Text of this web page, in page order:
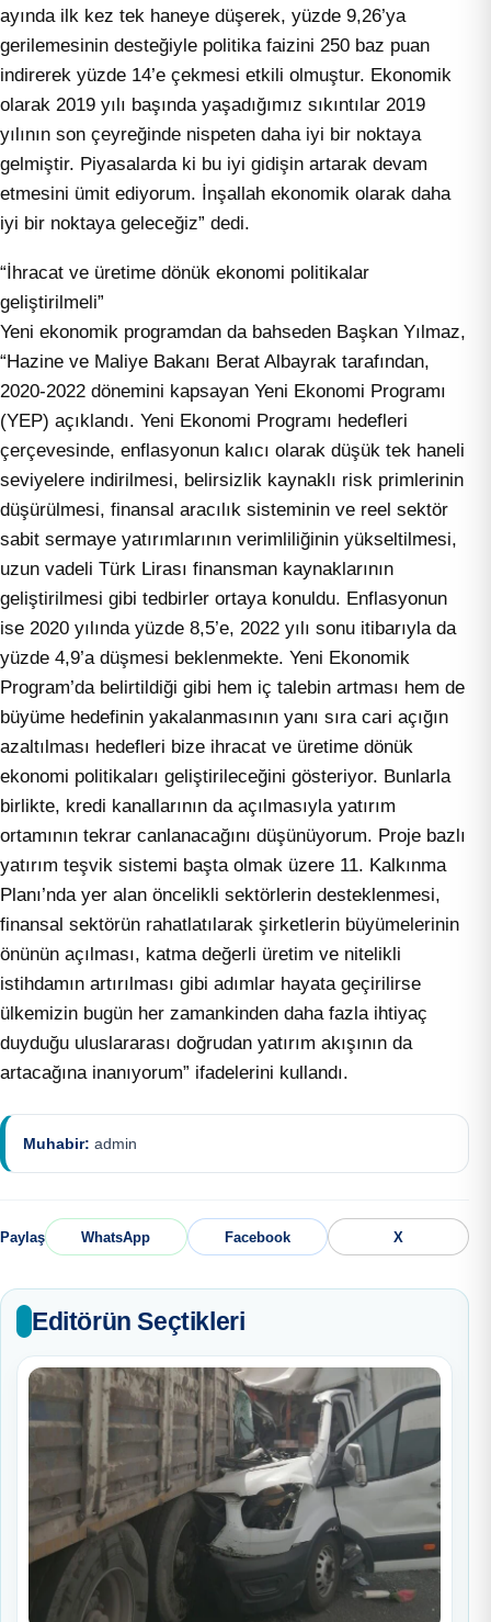
ayında ilk kez tek haneye düşerek, yüzde 9,26’ya
gerilemesinin desteğiyle politika faizini 250 baz puan
indirerek yüzde 14’e çekmesi etkili olmuştur. Ekonomik
olarak 2019 yılı başında yaşadığımız sıkıntılar 2019
yılının son çeyreğinde nispeten daha iyi bir noktaya
gelmiştir. Piyasalarda ki bu iyi gidişin artarak devam
etmesini ümit ediyorum. İnşallah ekonomik olarak daha
iyi bir noktaya geleceğiz” dedi.
“İhracat ve üretime dönük ekonomi politikalar
geliştirilmeli”
Yeni ekonomik programdan da bahseden Başkan Yılmaz,
“Hazine ve Maliye Bakanı Berat Albayrak tarafından,
2020-2022 dönemini kapsayan Yeni Ekonomi Programı
(YEP) açıklandı. Yeni Ekonomi Programı hedefleri
çerçevesinde, enflasyonun kalıcı olarak düşük tek haneli
seviyelere indirilmesi, belirsizlik kaynaklı risk primlerinin
düşürülmesi, finansal aracılık sisteminin ve reel sektör
sabit sermaye yatırımlarının verimliliğinin yükseltilmesi,
uzun vadeli Türk Lirası finansman kaynaklarının
geliştirilmesi gibi tedbirler ortaya konuldu. Enflasyonun
ise 2020 yılında yüzde 8,5’e, 2022 yılı sonu itibarıyla da
yüzde 4,9’a düşmesi beklenmekte. Yeni Ekonomik
Program’da belirtildiği gibi hem iç talebin artması hem de
büyüme hedefinin yakalanmasının yanı sıra cari açığın
azaltılması hedefleri bize ihracat ve üretime dönük
ekonomi politikaları geliştirileceğini gösteriyor. Bunlarla
birlikte, kredi kanallarının da açılmasıyla yatırım
ortamının tekrar canlanacağını düşünüyorum. Proje bazlı
yatırım teşvik sistemi başta olmak üzere 11. Kalkınma
Planı’nda yer alan öncelikli sektörlerin desteklenmesi,
finansal sektörün rahatlatılarak şirketlerin büyümelerinin
önünün açılması, katma değerli üretim ve nitelikli
istihdamın artırılması gibi adımlar hayata geçirilirse
ülkemizin bugün her zamankinden daha fazla ihtiyaç
duyduğu uluslararası doğrudan yatırım akışının da
artacağına inanıyorum” ifadelerini kullandı.
Muhabir: admin
Paylaş WhatsApp Facebook X
Editörün Seçtikleri